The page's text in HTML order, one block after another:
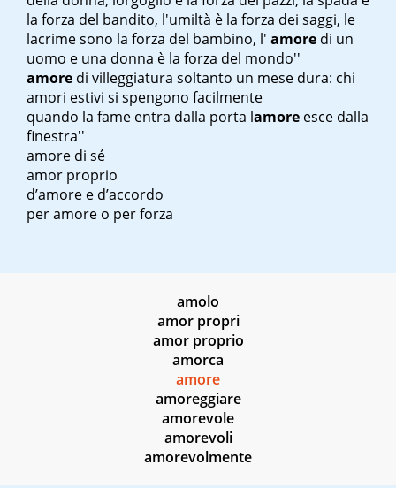
la forza del bandito, l'umiltà è la forza dei saggi, le
lacrime sono la forza del bambino, l' amore di un
uomo e una donna è la forza del mondo''
amore di villeggiatura soltanto un mese dura: chi
amori estivi si spengono facilmente
quando la fame entra dalla porta lamore esce dalla
finestra''
amore di sé
amor proprio
d’amore e d’accordo
per amore o per forza
amolo
amor propri
amor proprio
amorca
amore
amoreggiare
amorevole
amorevoli
amorevolmente